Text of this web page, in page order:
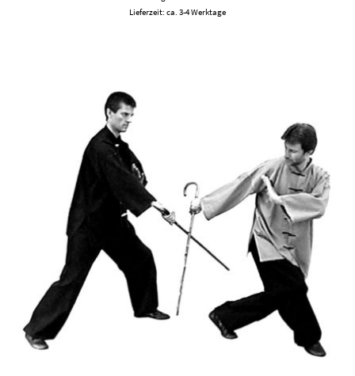
Lieferzeit: ca. 3-4 Werktage